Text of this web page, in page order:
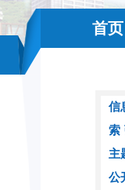
首页
信
索
主
公